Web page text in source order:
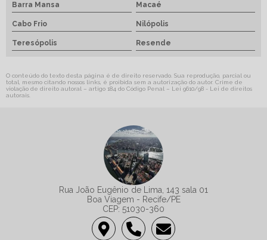
Barra Mansa Macaé
Cabo Frio Nilópolis
Teresópolis Resende
O conteúdo do texto desta página é de direito reservado. Sua reprodução, parcial ou
total, mesmo citando nossos links, é proibida sem a autorização do autor. Crime de
violação de direito autoral – artigo 184 do Código Penal – Lei 9610/98 - Lei de direitos
autorais
Rua João Eugênio de Lima, 143 sala 01
Boa Viagem - Recife/PE
CEP: 51030-360